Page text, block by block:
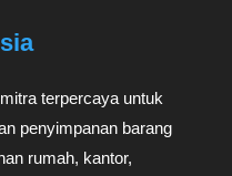
terpercaya untuk
penyimpanan barang
rumah, kantor,